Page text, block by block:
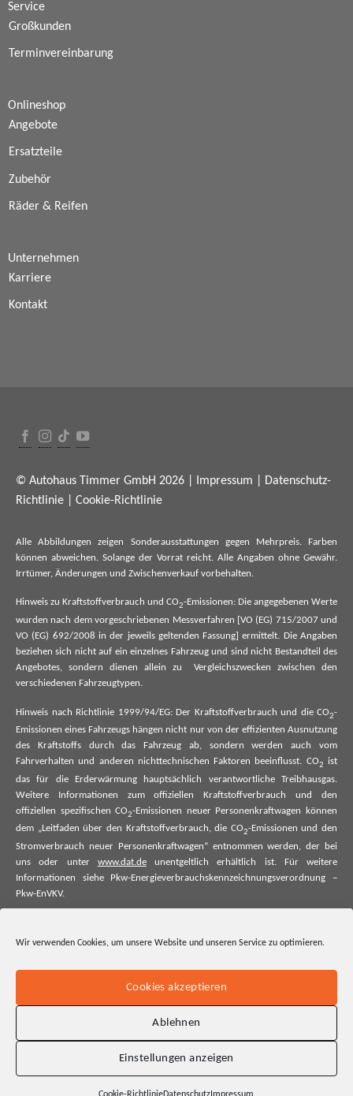
Wir verwenden Cookies, um unsere Website und unseren Service zu optimieren.
Cookies akzeptieren
Ablehnen
Einstellungen anzeigen
Service
Großkunden
Terminvereinbarung
Onlineshop
Angebote
Ersatzteile
Zubehör
Räder & Reifen
Unternehmen
Karriere
Kontakt
© Autohaus Timmer GmbH 2026 | Impressum
Datenschutz-
Richtlinie
Cookie-Richtlinie
Alle Abbildungen zeigen Sonderausstattungen gegen Mehrpreis. Farben
können abweichen. Solange der Vorrat reicht. Alle Angaben ohne Gewähr.
Irrtümer, Änderungen und Zwischenverkauf vorbehalten.
Hinweis zu Kraftstoffverbrauch und CO2-Emissionen: Die angegebenen Werte
wurden nach dem vorgeschriebenen Messverfahren [VO (EG) 715/2007 und
VO (EG) 692/2008 in der jeweils geltenden Fassung] ermittelt. Die Angaben
beziehen sich nicht auf ein einzelnes Fahrzeug und sind nicht Bestandteil des
Angebotes, sondern dienen allein zu Vergleichszwecken zwischen den
verschiedenen Fahrzeugtypen.
Hinweis nach Richtlinie 1999/94/EG: Der Kraftstoffverbrauch und die CO2-
Emissionen eines Fahrzeugs hängen nicht nur von der effizienten Ausnutzung
des Kraftstoffs durch das Fahrzeug ab, sondern werden auch vom
Fahrverhalten und anderen nichttechnischen Faktoren beeinflusst. CO2
ist
das für die Erderwärmung hauptsächlich verantwortliche Treibhausgas.
Weitere Informationen zum offiziellen Kraftstoffverbrauch und den
offiziellen spezifischen CO2-Emissionen neuer Personenkraftwagen können
dem „Leitfaden über den Kraftstoffverbrauch, die CO2-Emissionen und den
Stromverbrauch neuer Personenkraftwagen“ entnommen werden, der bei
uns oder unter www.dat.deunentgeltlich erhältlich ist. Für weitere
Informationen siehe Pkw-Energieverbrauchskennzeichnungsverordnung –
Pkw-EnVKV.
offiziellen spezifischen CO₂-Emissionen und ggf. zum Stromverbrauch neuer
offiziellen spezifischen CO₂-Emissionen und den offiziellen Stromverbrauch
neuer Pkw entnommen werden. Dieser ist an allen Verkaufsstellen und bei
der Deutschen Automobil Treuhand GmbH unentgeltlich erhältlich, sowie